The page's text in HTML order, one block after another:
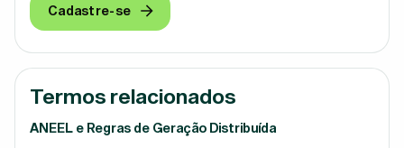
Cadastre-se
Termos relacionados
ANEEL e Regras de Geração Distribuída